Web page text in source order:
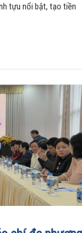
tựu nổi bật, tạo tiền